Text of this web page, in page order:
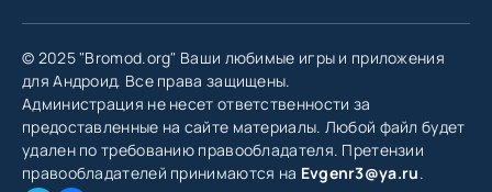
© 2025 "Bromod.org" Ваши любимые игры и приложения
для Андроид. Все права защищены.
Администрация не несет ответственности за
предоставленные на сайте материалы. Любой файл будет
удален по требованию правообладателя. Претензии
правообладателей принимаются на Evgenr3@ya.ru.